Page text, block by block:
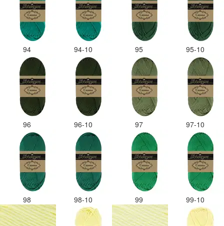
94 94-10 95 95-10
96 96-10 97 97-10
98 98-10 99 99-10